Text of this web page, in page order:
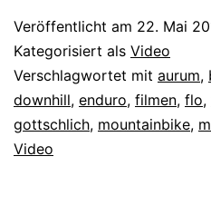
Veröffentlicht am 22. Mai
Kategorisiert als Video
Verschlagwortet mit aurum,
downhill, enduro, filmen, flo,
gottschlich, mountainbike,
Video